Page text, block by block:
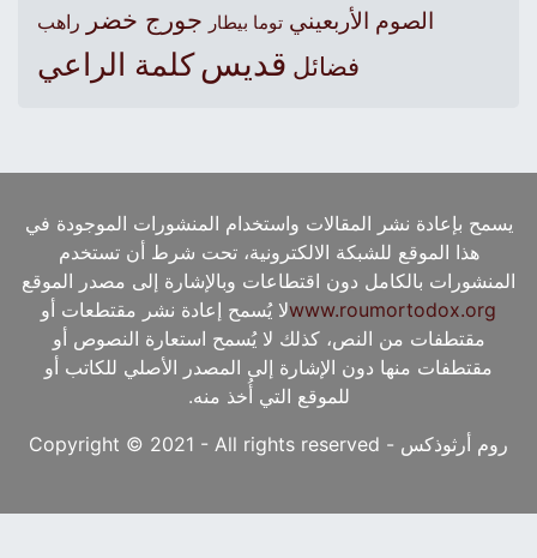
الصوم الأربعيني توما بيطار جورج خضر راهب
فضائل قديس كلمة الراعي
يسمح بإعادة نشر المقالات واستخدام المنشورات الموجودة في
هذا الموقع للشبكة الالكترونية، تحت شرط أن تستخدم
المنشورات بالكامل دون اقتطاعات وبالإشارة إلى مصدر الموقع
www.roumortodox.orgلا يُسمح إعادة نشر مقتطعات أو
مقتطفات من النص، كذلك لا يُسمح استعارة النصوص أو
مقتطفات منها دون الإشارة إلى المصدر الأصلي للكاتب أو
للموقع التي أُخذ منه.
روم أرثوذكس - Copyright © 2021 - All rights reserved